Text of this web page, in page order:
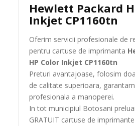
Hewlett Packard
Inkjet CP1160tn
Oferim servicii profesionale de
pentru cartuse de imprimanta
HP Color Inkjet CP1160tn
Preturi avantajoase, folosim
de calitate superioara,
profesionala a manoperei.
In tot municipiul Botosani
GRATUIT cartuse de